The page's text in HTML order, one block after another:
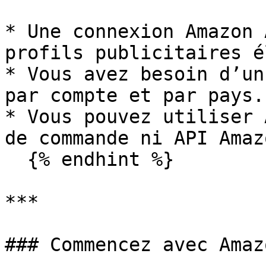
* Une connexion
profils publicitaires
* Vous avez besoin
par compte et par pays.
* Vous pouvez utiliser
de commande ni API
***
### Commencez avec